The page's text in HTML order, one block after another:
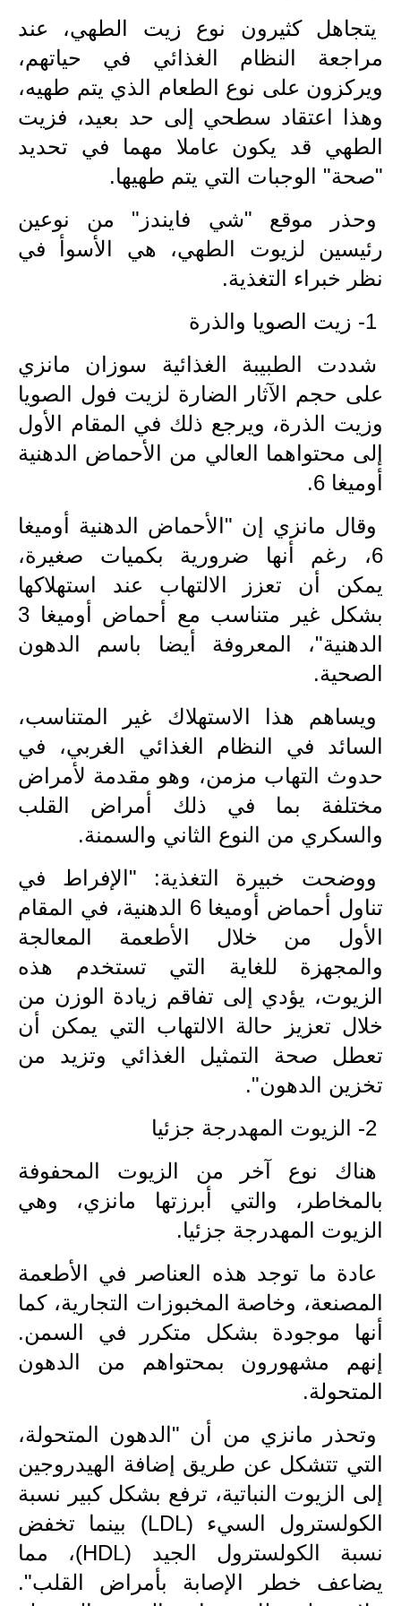
الاخبار الاقتصادية
الاخبار الرياضية
المدارس
اخبار وقرارات وزارة التربية
المرحلة الابتدائية
اسئلة وزارية
المرحلة الابتدائية
المرحلة المتوسطة
مرشحات
المرحلة الابتدائية
المرحلة المتوسطة
المرحلة الاعدادية
المرحلة الابتدائية
المرحلة المتوسطة
المرحلة الاعدادية
المرحلة الابتدائية
المرحلة المتوسطة
المرحلة الاعدادية
دروس
المرحلة الابتدائية
المرحلة الاعدادية
مواضيع انشاء
المرحلة المتوسطة
المرحلة الاعدادية
الجامعات
استمارة القبول المركزي
نتائج القبول المركزي
الطقس
العطل
يتجاهل كثيرون نوع زيت الطهي، عند
مراجعة النظام الغذائي في حياتهم،
ويركزون على نوع الطعام الذي يتم طهيه،
وهذا اعتقاد سطحي إلى حد بعيد، فزيت
الطهي قد يكون عاملا مهما في تحديد
"صحة" الوجبات التي يتم طهيها.
وحذر موقع "شي فايندز" من نوعين
رئيسين لزيوت الطهي، هي الأسوأ في
نظر خبراء التغذية.
شددت الطبيبة الغذائية سوزان مانزي
على حجم الآثار الضارة لزيت فول الصويا
وزيت الذرة، ويرجع ذلك في المقام الأول
إلى محتواهما العالي من الأحماض الدهنية
أوميغا 6.
وقال مانزي إن "الأحماض الدهنية أوميغا
6، رغم أنها ضرورية بكميات صغيرة،
يمكن أن تعزز الالتهاب عند استهلاكها
بشكل غير متناسب مع أحماض أوميغا 3
الدهنية"، المعروفة أيضا باسم الدهون
الصحية.
ويساهم هذا الاستهلاك غير المتناسب،
السائد في النظام الغذائي الغربي، في
حدوث التهاب مزمن، وهو مقدمة لأمراض
مختلفة بما في ذلك أمراض القلب
والسكري من النوع الثاني والسمنة.
ووضحت خبيرة التغذية: "الإفراط في
تناول أحماض أوميغا 6 الدهنية، في المقام
الأول من خلال الأطعمة المعالجة
والمجهزة للغاية التي تستخدم هذه
الزيوت، يؤدي إلى تفاقم زيادة الوزن من
خلال تعزيز حالة الالتهاب التي يمكن أن
تعطل صحة التمثيل الغذائي وتزيد من
تخزين الدهون".
هناك نوع آخر من الزيوت المحفوفة
بالمخاطر، والتي أبرزتها مانزي، وهي
الزيوت المهدرجة جزئيا.
عادة ما توجد هذه العناصر في الأطعمة
المصنعة، وخاصة المخبوزات التجارية، كما
أنها موجودة بشكل متكرر في السمن.
إنهم مشهورون بمحتواهم من الدهون
المتحولة.
وتحذر مانزي من أن "الدهون المتحولة،
التي تتشكل عن طريق إضافة الهيدروجين
إلى الزيوت النباتية، ترفع بشكل كبير نسبة
الكولسترول السيء (LDL) بينما تخفض
نسبة الكولسترول الجيد (HDL)، مما
يضاعف خطر الإصابة بأمراض القلب".